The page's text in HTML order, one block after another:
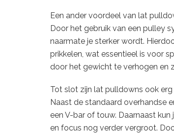
Een ander voordeel van lat
Door het gebruik van een pulley
naarmate je sterker wordt.
prikkelen, wat essentieel is voor
door het gewicht te verhogen en
Tot slot zijn lat pulldowns ook
Naast de standaard overhandse
een V-bar of touw. Daarnaast
en focus nog verder vergroot.